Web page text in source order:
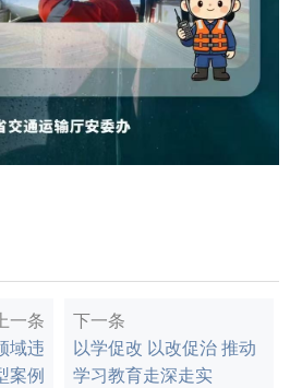
一条
域违
案例
下一条
以学促改 以改促治 推动
学习教育走深走实